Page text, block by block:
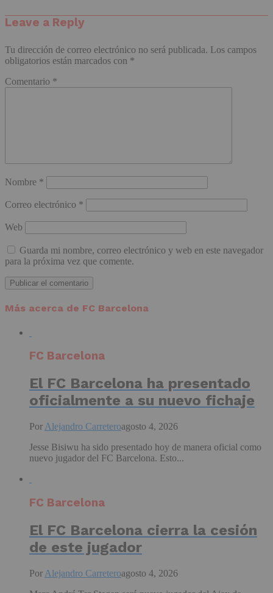
Leave a Reply
Tu dirección de correo electrónico no será publicada. Los campos
obligatorios están marcados con *
Comentario *
Nombre *
Correo electrónico *
Web
Guarda mi nombre, correo electrónico y web en este navegador
para la próxima vez que comente.
Más acerca de FC Barcelona
FC Barcelona
El FC Barcelona ha presentado
oficialmente a su nuevo fichaje
Por Alejandro Carreteroagosto 4, 2026
Jesse Bisiwu ha sido presentado hoy de manera oficial como
nuevo jugador del FC Barcelona. Esto...
FC Barcelona
El FC Barcelona cierra la cesión
de este jugador
Por Alejandro Carreteroagosto 4, 2026